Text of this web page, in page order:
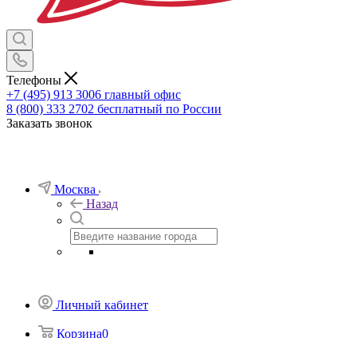
Телефоны
+7 (495) 913 3006 главный офис
8 (800) 333 2702 бесплатный по России
Заказать звонок
Москва
Назад
Личный кабинет
Корзина0